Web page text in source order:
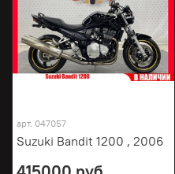
арт. 047057
Suzuki Bandit 1200 , 2006